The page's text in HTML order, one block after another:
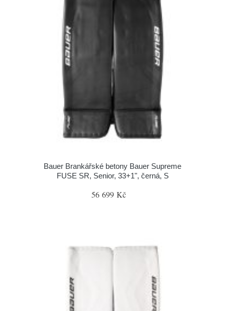
Bauer Brankářské betony Bauer Supreme
FUSE SR, Senior, 33+1", černá, S
56 699 Kč